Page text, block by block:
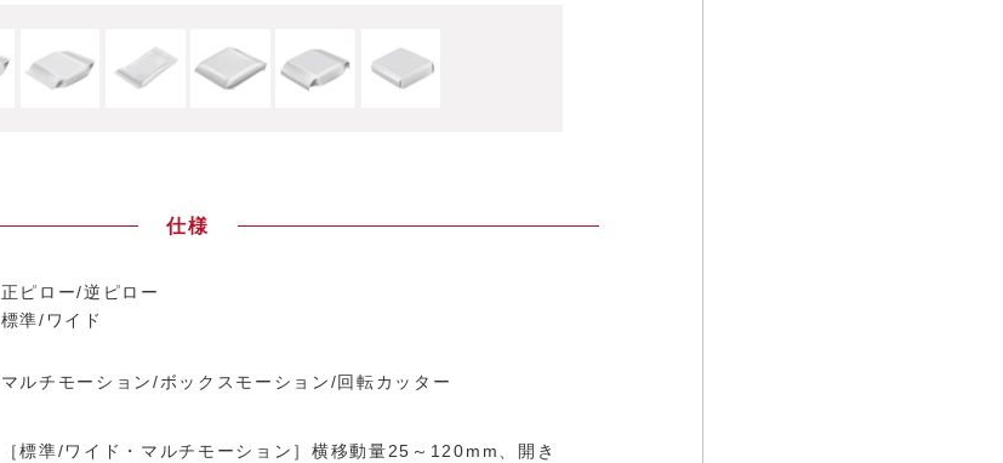
仕様
正ピロー/逆ピロー
標準/ワイド
マルチモーション/ボックスモーション/回転カッター
［標準/ワイド・マルチモーション］横移動量25～120mm、開き